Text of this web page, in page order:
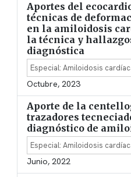
Aportes del
técnicas de
en la amiloidosis
la técnica y
diagnóstica
Especial: Amiloidosis
Octubre, 2023
Aporte de la
trazadores
diagnóstico de
Especial: Amiloidosis
Junio, 2022